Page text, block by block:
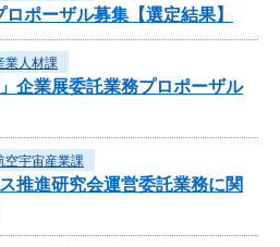
ポーザル募集【選定結果】
業人材課
企業展委託業務プロポーザル
空宇宙産業課
推進研究会運営委託業務に関